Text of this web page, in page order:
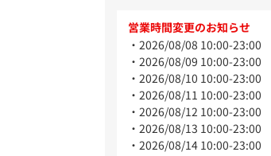
営業時間変更のお知らせ
2026/08/08 10:00-23:00
2026/08/09 10:00-23:00
2026/08/10 10:00-23:00
2026/08/11 10:00-23:00
2026/08/12 10:00-23:00
2026/08/13 10:00-23:00
2026/08/14 10:00-23:00